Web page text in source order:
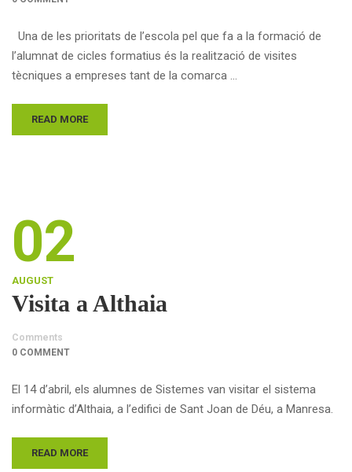
Una de les prioritats de l’escola pel que fa a la formació de
l’alumnat de cicles formatius és la realització de visites
tècniques a empreses tant de la comarca …
READ MORE
02
AUGUST
Visita a Althaia
Comments
0 COMMENT
El 14 d’abril, els alumnes de Sistemes van visitar el sistema
informàtic d’Althaia, a l’edifici de Sant Joan de Déu, a Manresa.
READ MORE